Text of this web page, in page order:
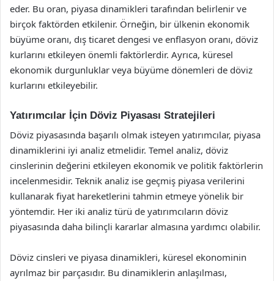
eder. Bu oran, piyasa dinamikleri tarafından belirlenir ve
birçok faktörden etkilenir. Örneğin, bir ülkenin ekonomik
büyüme oranı, dış ticaret dengesi ve enflasyon oranı, döviz
kurlarını etkileyen önemli faktörlerdir. Ayrıca, küresel
ekonomik durgunluklar veya büyüme dönemleri de döviz
kurlarını etkileyebilir.
Yatırımcılar İçin Döviz Piyasası Stratejileri
Döviz piyasasında başarılı olmak isteyen yatırımcılar, piyasa
dinamiklerini iyi analiz etmelidir. Temel analiz, döviz
cinslerinin değerini etkileyen ekonomik ve politik faktörlerin
incelenmesidir. Teknik analiz ise geçmiş piyasa verilerini
kullanarak fiyat hareketlerini tahmin etmeye yönelik bir
yöntemdir. Her iki analiz türü de yatırımcıların döviz
piyasasında daha bilinçli kararlar almasına yardımcı olabilir.
Döviz cinsleri ve piyasa dinamikleri, küresel ekonominin
ayrılmaz bir parçasıdır. Bu dinamiklerin anlaşılması,